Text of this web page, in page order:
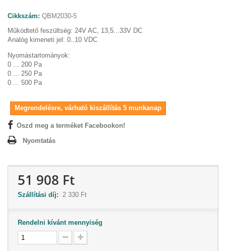
Cikkszám: QBM2030-5
Működtető feszültség: 24V AC, 13,5...33V DC
Analóg kimeneti jel: 0..10 VDC
Nyomástartományok:
0 ... 200 Pa
0 ... 250 Pa
0 ... 500 Pa
Megrendelésre, várható kiszállítás 5 munkanap
Oszd meg a terméket Facebookon!
Nyomtatás
51 908 Ft
Szállítási díj: 2 330 Ft
Rendelni kívánt mennyiség